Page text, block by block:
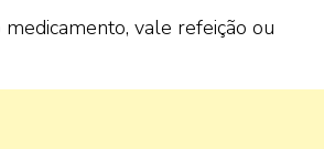
vale refeição ou